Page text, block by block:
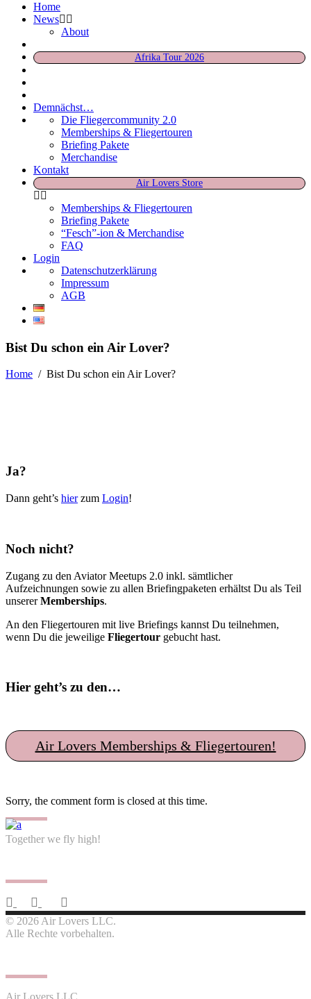
Home
News
About
Afrika Tour 2026
Demnächst…
Die Fliegercommunity 2.0
Memberships & Fliegertouren
Briefing Pakete
Merchandise
Kontakt
Air Lovers Store
Memberships & Fliegertouren
Briefing Pakete
“Fesch”-ion & Merchandise
FAQ
Login
Datenschutzerklärung
Impressum
AGB
Bist Du schon ein Air Lover?
Home / Bist Du schon ein Air Lover?
Ja?
Dann geht’s hierzum Login!
Noch nicht?
Zugang zu den Aviator Meetups 2.0 inkl. sämtlicher
Aufzeichnungen sowie zu allen Briefingpaketen erhältst Du als Teil
unsererMemberships.
An den Fliegertouren mit live Briefings kannst Du teilnehmen,
wenn Du die jeweilige Fliegertour gebucht hast.
Hier geht’s zu den…
Air Lovers Memberships & Fliegertouren!
Sorry, the comment form is closed at this time.
Together we fly high!
© 2026 Air Lovers LLC.
Alle Rechte vorbehalten.
Air Lovers LLC